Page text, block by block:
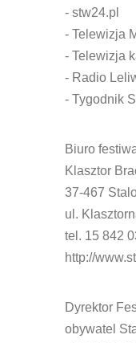
- stw24.pl
- Telewizja
- Telewizja
- Radio
- Tygodnik
Biuro
Klasztor
37-467
ul.
tel. 15 842
http://
Dyrektor
obywatel